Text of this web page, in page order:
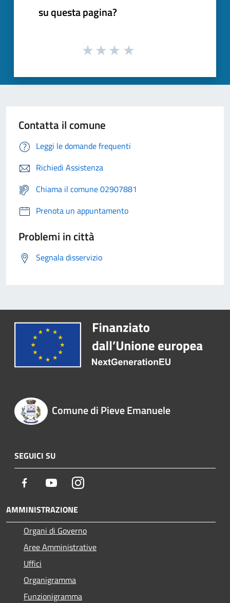
su questa pagina?
Contatta il comune
Leggi le domande frequenti
Richiedi Assistenza
Chiama il comune 02907881
Prenota un appuntamento
Problemi in città
Segnala disservizio
Comune di Pieve Emanuele
SEGUICI SU
Facebook YoutubeInstagram
AMMINISTRAZIONE
Organi di Governo
Aree Amministrative
Uffici
Organigramma
Funzionigramma